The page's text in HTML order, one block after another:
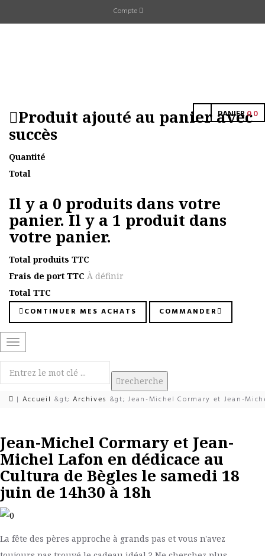
Compte
PANIER00
Produit ajouté au panier avec
succès
Quantité
Total
Il y a 0 produits dans votre
panier.Il y a 1 produit dans
votre panier.
Total produits TTC
Frais de port TTC À définir
Total TTC
CONTINUER MES ACHATS COMMANDER
Basculer
la
navigation
recherche
| Accueil &gt; Archives &gt; Jean-Michel Cormary et Jean-
Jean-Michel Cormary et Jean-
Michel Lafon en dédicace au
Cultura de Bègles le samedi 18
juin de 14h30 à 18h
La fête des pères approche à grands pas et vous n'avez